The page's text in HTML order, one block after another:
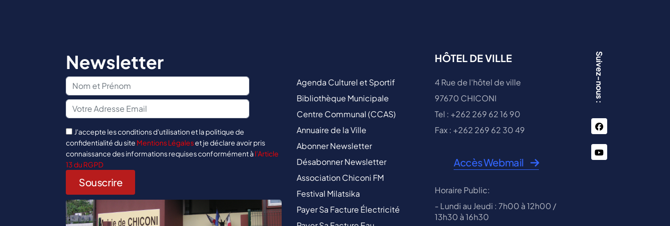
Newsletter
J'accepte les conditions d'utilisation et la politique de
confidentialité du site Mentions Légaleset je déclare avoir pris
connaissance des informations requises conformément à l’Article
13 du RGPD
Agenda Culturel et Sportif
Bibliothèque Municipale
Centre Communal (CCAS)
Annuaire de la Ville
Abonner Newsletter
Désabonner Newsletter
Association Chiconi FM
Festival Milatsika
Payer Sa Facture Électricité
HÔTEL DE VILLE
4 Rue de l'hôtel de ville
97670 CHICONI
Tel : +262 269 62 16 90
Fax : +262 269 62 30 49
Accès Webmail
Horaire Public:
- Lundi au Jeudi : 7h00 à 12h00 /
13h30 à 16h30
Suivez-nous :
facebook
You